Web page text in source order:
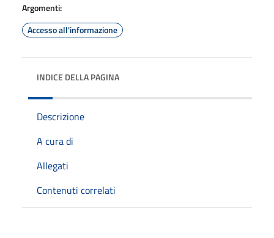
Argomenti:
Accesso all'informazione
INDICE DELLA PAGINA
Descrizione
A cura di
Allegati
Contenuti correlati